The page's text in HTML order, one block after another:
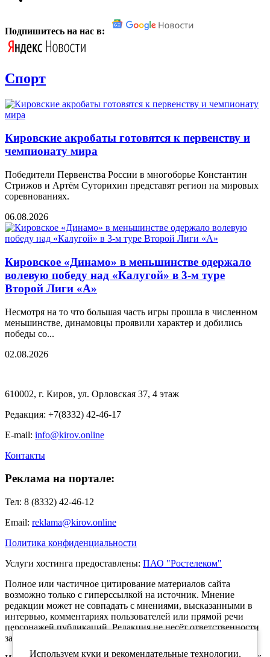
Подпишитесь на нас в:
Спорт
Кировские акробаты готовятся к первенству и
чемпионату мира
Победители Первенства России в многоборье Константин
Стрижов и Артём Суторихин представят регион на мировых
соревнованиях.
06.08.2026
Кировское «Динамо» в меньшинстве одержало
волевую победу над «Калугой» в 3-м туре
Второй Лиги «А»
Несмотря на то что большая часть игры прошла в численном
меньшинстве, динамовцы проявили характер и добились
победы со...
02.08.2026
610002, г. Киров, ул. Орловская 37, 4 этаж
Редакция: +7(8332) 42-46-17
E-mail: info@kirov.online
Контакты
Реклама на портале:
Тел: 8 (8332) 42-46-12
Email: reklama@kirov.online
Политика конфиденциальности
Услуги хостинга предоставлены: ПАО "Ростелеком"
Полное или частичное цитирование материалов сайта
возможно только с гиперссылкой на источник. Мнение
редакции может не совпадать с мнениями, высказанными в
интервью, комментариях пользователей или прямой речи
персонажей публикаций. Редакция не несёт ответственности
за текст комментариев читателей.
Используем куки и рекомендательные технологии,